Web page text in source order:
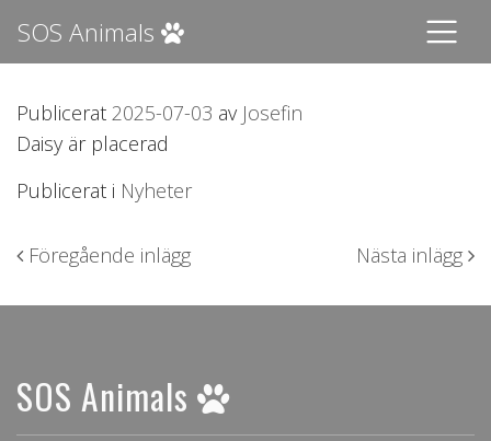
SOS Animals
Publicerat 2025-07-03 av Josefin
Daisy är placerad
Publicerat i Nyheter
Inläggsnavigering
Föregående inlägg Nästa inlägg
SOS Animals